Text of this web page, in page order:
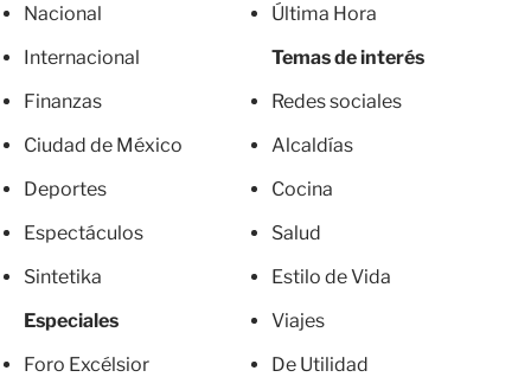
Nacional
Internacional
Finanzas
Ciudad de México
Deportes
Espectáculos
Sintetika
Especiales
Foro Excélsior
Última Hora
Temas de interés
Redes sociales
Alcaldías
Cocina
Salud
Estilo de Vida
Viajes
De Utilidad